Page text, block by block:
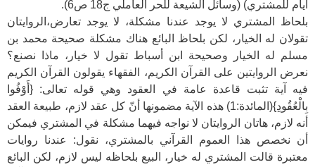
أيام للمشتري) (وسائل الشيعة للحر العاملي ج18 ص6).
بلحاظ المشتري لا يوجد عندنا مشكلة، لا يوجد تعارض،الروايتان
تقولان له الخيار، لكن بلحاظ البائع هناك مشكلة صحيحة محمد بن
مسلم له الخيار وصحيحة ابن أسباط تقول لا خيار، ماذا نصنع؟
نعرض الروايتين على القرآن الكريم، الفقهاء يقولون القرآن الكريم
فيه آية تثبت قاعدة عامة في العقود وهي قوله تعالى: {أَوْفُوا
بِالْعُقُودِ}(المائدة:1) هذه الآية مضمونها أنّ كل عقد لازم، طبيعة العقد
أنه لازم، هاتان الروايتان لا نواجه فيهما مشكلة في المشتري فيمكن
أن نخصص هذا العموم القرآني بالمشتري، نقول: عندنا روايات
معتبرة قالت المشتري له خيار، البيع بلحاظه ليس لازم، لكن البائع